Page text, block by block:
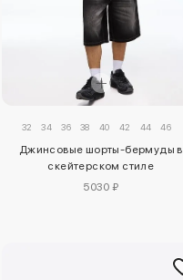
32 34 36 38 40 42 44 46
Джинсовые шорты-бермуды в
скейтерском стиле
5030 ₽